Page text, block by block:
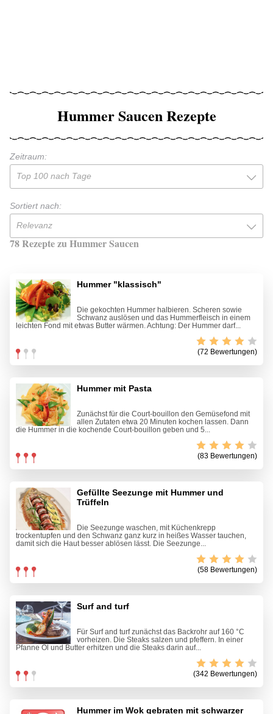
Hummer Saucen Rezepte
Zeitraum:
Top 100 nach Tage
Sortiert nach:
Relevanz
78 Rezepte zu Hummer Saucen
Hummer "klassisch"
Die gekochten Hummer halbieren. Scheren sowie
Schwanz auslösen und das Hummerfleisch in einem
leichten Fond mit etwas Butter wärmen. Achtung: Der Hummer darf...
(72 Bewertungen)
Hummer mit Pasta
Zunächst für die Court-bouillon den Gemüsefond mit
allen Zutaten etwa 20 Minuten kochen lassen. Dann
die Hummer in die kochende Court-bouillon geben und 5...
(83 Bewertungen)
Gefüllte Seezunge mit Hummer und
Trüffeln
Die Seezunge waschen, mit Küchenkrepp
trockentupfen und den Schwanz ganz kurz in heißes Wasser tauchen,
damit sich die Haut besser ablösen lässt. Die Seezunge...
(58 Bewertungen)
Surf and turf
Für Surf and turf zunächst das Backrohr auf 160 °C
vorheizen. Die Steaks salzen und pfeffern. In einer
Pfanne Öl und Butter erhitzen und die Steaks darin auf...
(342 Bewertungen)
Hummer im Wok gebraten mit schwarzer